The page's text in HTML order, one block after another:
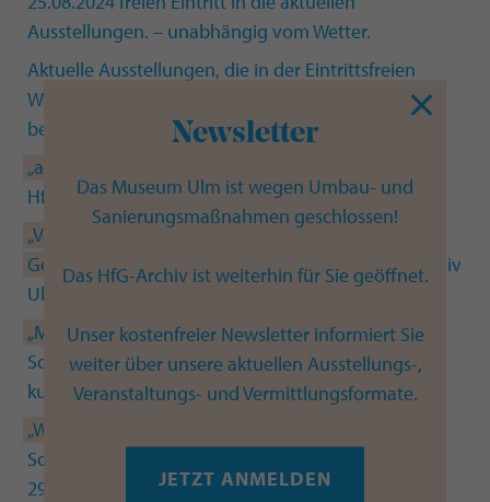
Ausstellungen. – unabhängig vom Wetter.
Aktuelle Ausstellungen, die in der Eintrittsfreien
Woche und an besonders heißen Tagen kostenfrei
besucht werden können:
„al dente. Pasta & Design“
HfG-Archiv Ulm (bis 19.01.2025)
„Von der Stunde Null bis 1968. Hochschule für
Gestaltung Ulm“
, ständige Ausstellung im HfG-Archiv
Ulm
„Museum neu buchstabiert. Teil 1: A-L“,
Sonderausstellung des Museum Ulm zu Gast in der
kunsthalle weishaupt (bis 27.10.2024)
„Wolfram Ullrich. Überwindung der Schwerkraft“
Sonderausstellung in der kunsthalle weishaupt (bis
29.09.2024)
Newsletter
Das Museum Ulm ist wegen Umbau- und
Sanierungsmaßnahmen geschlossen!
Das HfG-Archiv ist weiterhin für Sie geöffnet.
Unser kostenfreier Newsletter informiert Sie
weiter über unsere aktuellen Ausstellungs-,
Veranstaltungs- und Vermittlungsformate.
JETZT ANMELDEN